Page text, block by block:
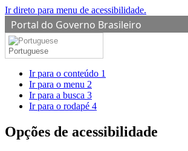
Ir direto para menu de acessibilidade.
Portal do Governo Brasileiro
Portuguese
Ir para o conteúdo 1
Ir para o menu 2
Ir para a busca 3
Ir para o rodapé 4
Opções de acessibilidade